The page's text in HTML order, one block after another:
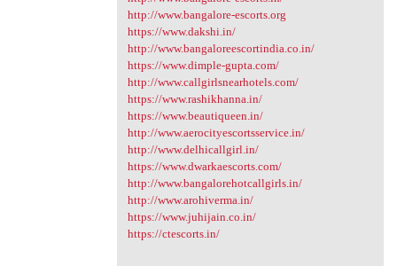
http://www.bangalore-escorts.org
https://www.dakshi.in/
http://www.bangaloreescortindia.co.in/
https://www.dimple-gupta.com/
http://www.callgirlsnearhotels.com/
https://www.rashikhanna.in/
https://www.beautiqueen.in/
http://www.aerocityescortsservice.in/
http://www.delhicallgirl.in/
https://www.dwarkaescorts.com/
http://www.bangalorehotcallgirls.in/
http://www.arohiverma.in/
https://www.juhijain.co.in/
https://ctescorts.in/